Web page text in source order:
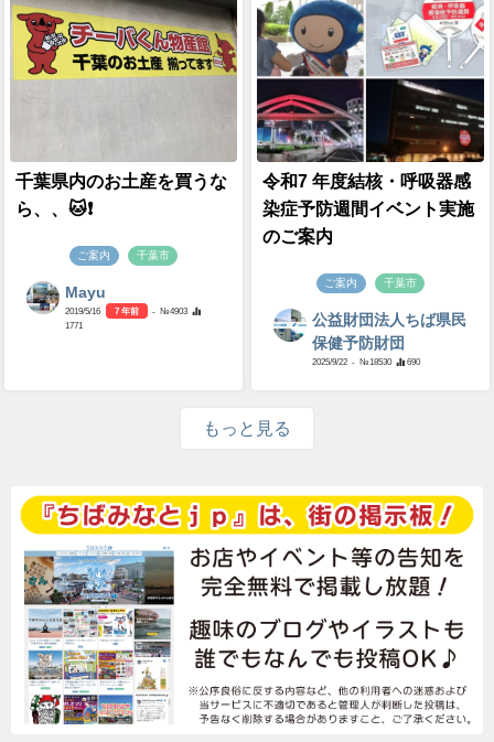
千葉県内のお土産を買うな
ら、、🐱❗️
ご案内 千葉市
Mayu
2019/5/16 7 年前
- №4903
1771
令和7 年度結核・呼吸器感
染症予防週間イベント実施
のご案内
ご案内 千葉市
公益財団法人ちば県民
保健予防財団
2025/9/22 - №18530 690
もっと見る